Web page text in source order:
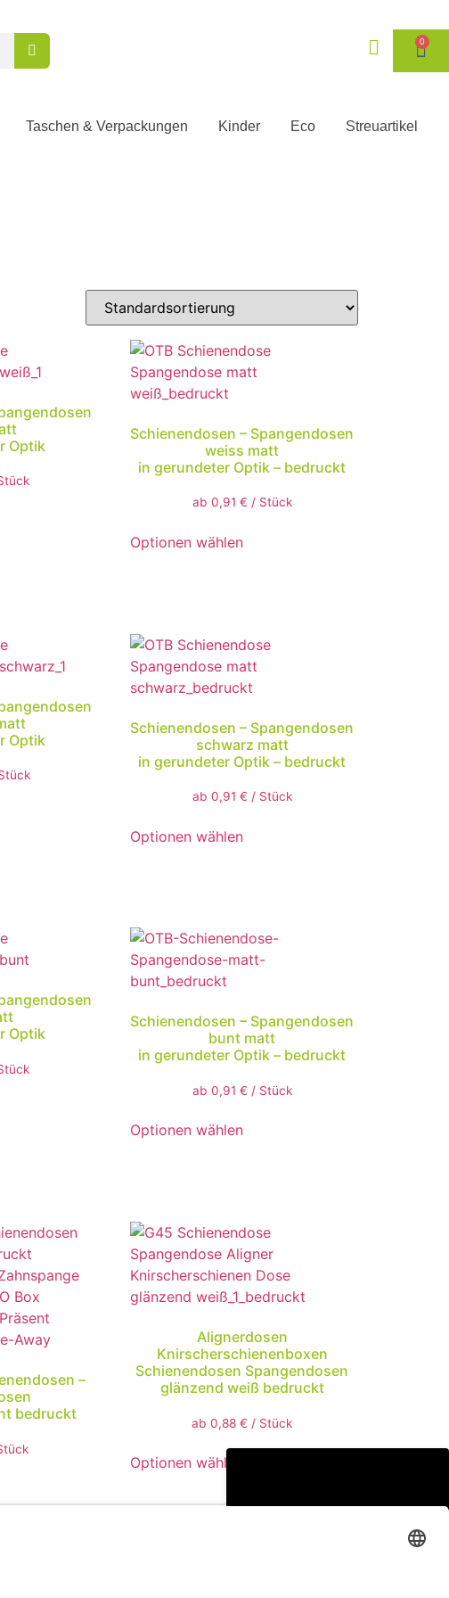
0
Taschen & Verpackungen Kinder Eco Streuartikel
Optik
Schienendosen – Spangendosen
weiss matt
in gerundeter Optik – bedruckt
ab 0,91 € / Stück
Optionen wählen
Optik
Schienendosen – Spangendosen
schwarz matt
in gerundeter Optik – bedruckt
ab 0,91 € / Stück
Optionen wählen
Optik
Schienendosen – Spangendosen
bunt matt
in gerundeter Optik – bedruckt
ab 0,91 € / Stück
Optionen wählen
–
bedruckt
Alignerdosen
Knirscherschienenboxen
Schienendosen Spangendosen
glänzend weiß bedruckt
ab0,88€ / Stück
Optionen wählen